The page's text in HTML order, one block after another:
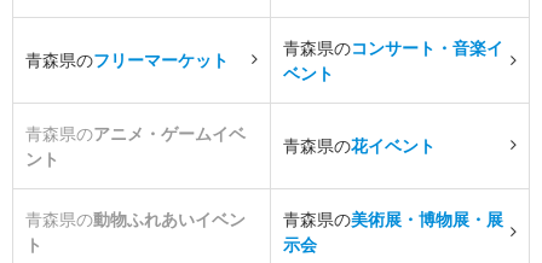
青森県のフリーマーケット
青森県のコンサート・音楽イ
ベント
青森県のアニメ・ゲームイベ
ント
青森県の花イベント
青森県の動物ふれあいイベン
ト
青森県の美術展・博物展・展
示会